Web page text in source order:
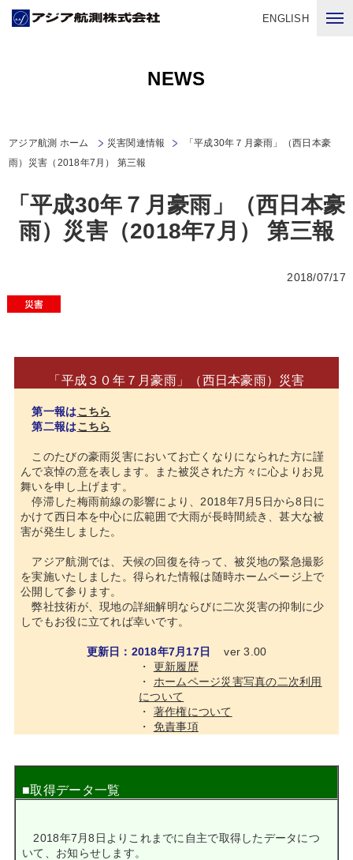
ENGLISH
NEWS
アジア航測 ホーム 災害関連情報
「平成30年７月豪雨」（西日本豪
雨）災害（2018年7月） 第三報
「平成30年７月豪雨」（西日本豪
雨）災害（2018年7月） 第三報
2018/07/17
「平成３０年７月豪雨」（西日本豪雨）災害
第一報はこちら
第二報はこちら
このたびの豪雨災害においてお亡くなりになられた方に謹
んで哀悼の意を表します。また被災された方々に心よりお見
舞いを申し上げます。
停滞した梅雨前線の影響により、2018年7月5日から8日に
かけて西日本を中心に広範囲で大雨が長時間続き、甚大な被
害が発生しました。
アジア航測では、天候の回復を待って、被災地の緊急撮影
を実施いたしました。得られた情報は随時ホームページ上で
公開して参ります。
弊社技術が、現地の詳細解明ならびに二次災害の抑制に少
しでもお役に立てれば幸いです。
更新日：2018年7月17日ver 3.00
・ 更新履歴
・ ホームページ災害写真の二次利用
について
・ 著作権について
・ 免責事項
■取得データ一覧
2018年7月8日よりこれまでに自主で取得したデータにつ
いて、お知らせします。